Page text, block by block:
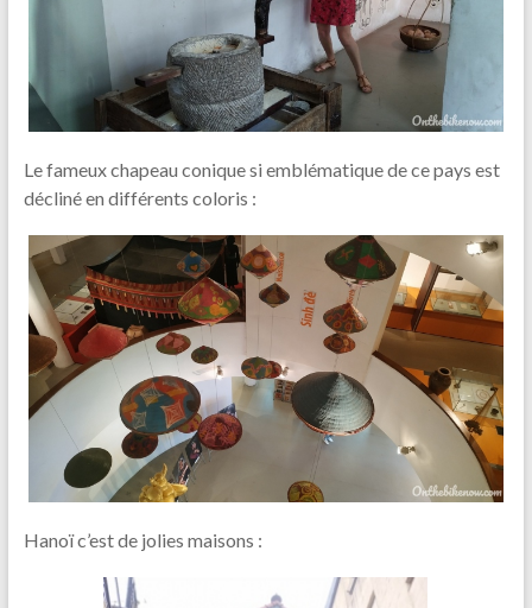
Le fameux chapeau conique si emblématique de ce pays est
décliné en différents coloris :
Hanoï c’est de jolies maisons :